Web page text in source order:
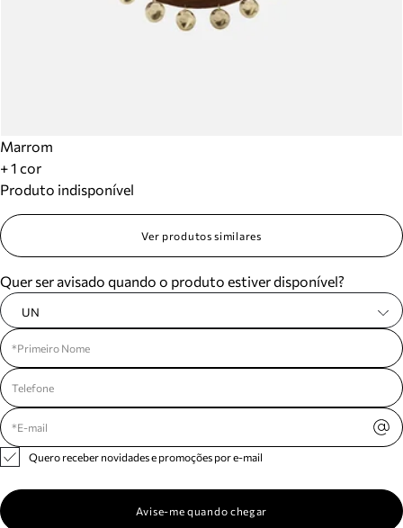
Marrom
+ 1 cor
Produto indisponível
Ver produtos similares
Quer ser avisado quando o produto estiver disponível?
UN
Quero receber novidades e promoções por e-mail
Avise-me quando chegar